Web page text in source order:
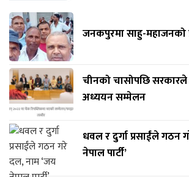
जनकपुरमा साहु-महाजनको
चीनको चासोपछि सरकारले
अध्ययन सम्मेलन
धवल र दुर्गा प्रसाईंले गठन
नेपाल पार्टी’